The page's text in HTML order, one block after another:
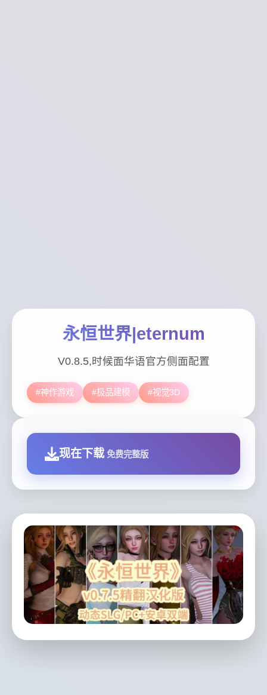
永恒世界|eternum
V0.8.5,时候面华语官方侧面配置
#神作游戏 #极品建模 #视觉3D
现在下载 免费完整版